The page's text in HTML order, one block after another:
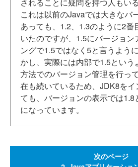
これは以前のJavaでは大きなバ
あっても、1.2、1.3のように2番
いたのですが、1.5にバージョン
ングで1.5ではなく5と言うよう
かし、実際には内部で1.5という
方法でのバージョン管理を行っ
在も続いているため、JDK8を
ても、バージョンの表示では1.8
になっています。
次のページ